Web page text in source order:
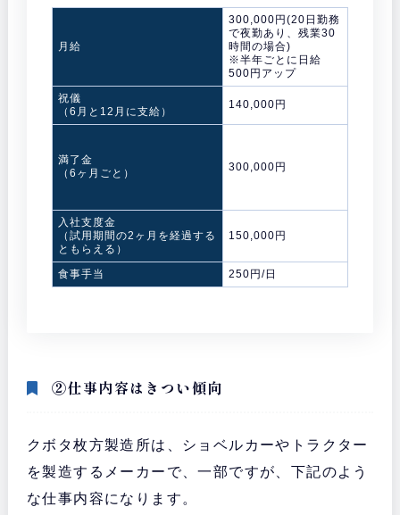
月給
300,000円(20日勤務
で夜勤あり、残業30
時間の場合)
※半年ごとに日給
500円アップ
祝儀
（6月と12月に支給）
140,000円
満了金
（6ヶ月ごと）
300,000円
入社支度金
（試用期間の2ヶ月を経過する
ともらえる）
150,000円
食事手当 250円/日
②仕事内容はきつい傾向
クボタ枚方製造所は、ショベルカーやトラクター
を製造するメーカーで、一部ですが、下記のよう
な仕事内容になります。